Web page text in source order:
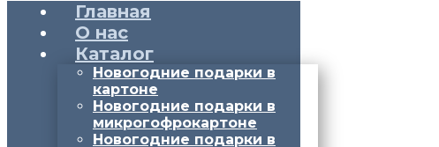
Главная
О нас
Каталог
Новогодние подарки в
картоне
Новогодние подарки в
микрогофрокартоне
Новогодние подарки в